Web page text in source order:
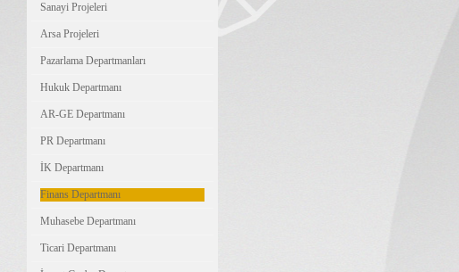
Sanayi Projeleri
Arsa Projeleri
Pazarlama Departmanları
Hukuk Departmanı
AR-GE Departmanı
PR Departmanı
İK Departmanı
Finans Departmanı
Muhasebe Departmanı
Ticari Departmanı